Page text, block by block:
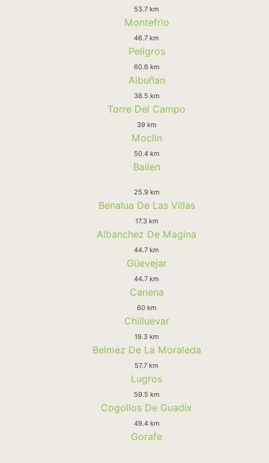
53.7 km
Montefrio
46.7 km
Peligros
60.6 km
Albuñan
38.5 km
Torre Del Campo
39 km
Moclin
50.4 km
Bailen
25.9 km
Benalua De Las Villas
17.3 km
Albanchez De Magina
44.7 km
Güevejar
44.7 km
Canena
60 km
Chilluevar
19.3 km
Belmez De La Moraleda
57.7 km
Lugros
59.5 km
Cogollos De Guadix
49.4 km
Gorafe